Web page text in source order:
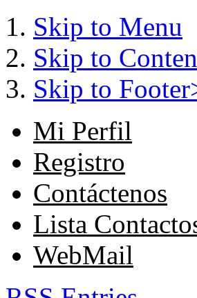
Skip to Menu
Skip to
Skip to
Mi Perfil
Registro
Contáctenos
Lista
WebMail